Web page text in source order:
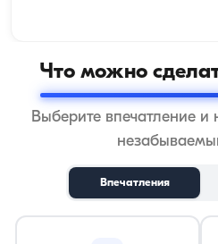
Что можно
Выберите впечатление и
Впечатления